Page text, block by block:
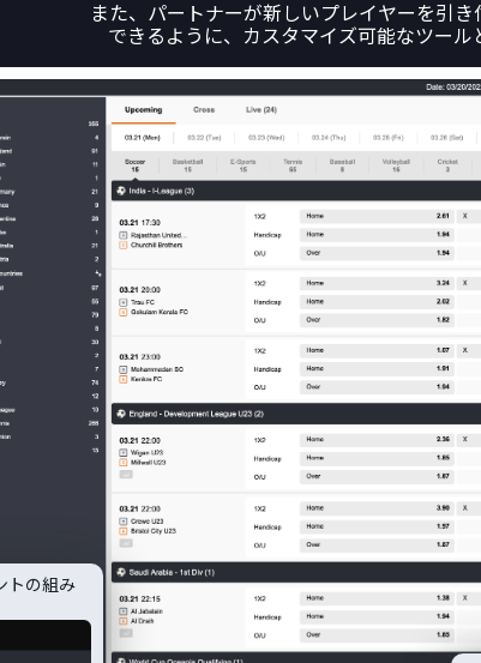
また、パートナーが新しいプレイヤーを引
できるように、カスタマイズ可能なツール
トの組み